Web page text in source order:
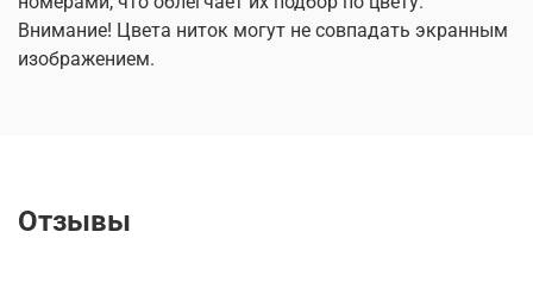
Внимание! Цвета ниток могут не совпадать экранным
изображением.
Отзывы